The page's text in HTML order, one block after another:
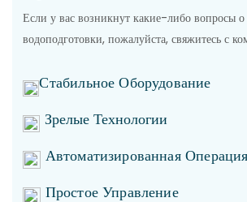
Если у вас возникнут какие-либо вопросы о
водоподготовки, пожалуйста, свяжитесь с
Стабильное Оборудование
Зрелые Технологии
Автоматизированная Операция
Простое Управление